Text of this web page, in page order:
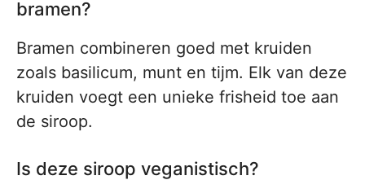
bramen?
Bramen combineren goed met kruiden
zoals basilicum, munt en tijm. Elk van deze
kruiden voegt een unieke frisheid toe aan
de siroop.
Is deze siroop veganistisch?